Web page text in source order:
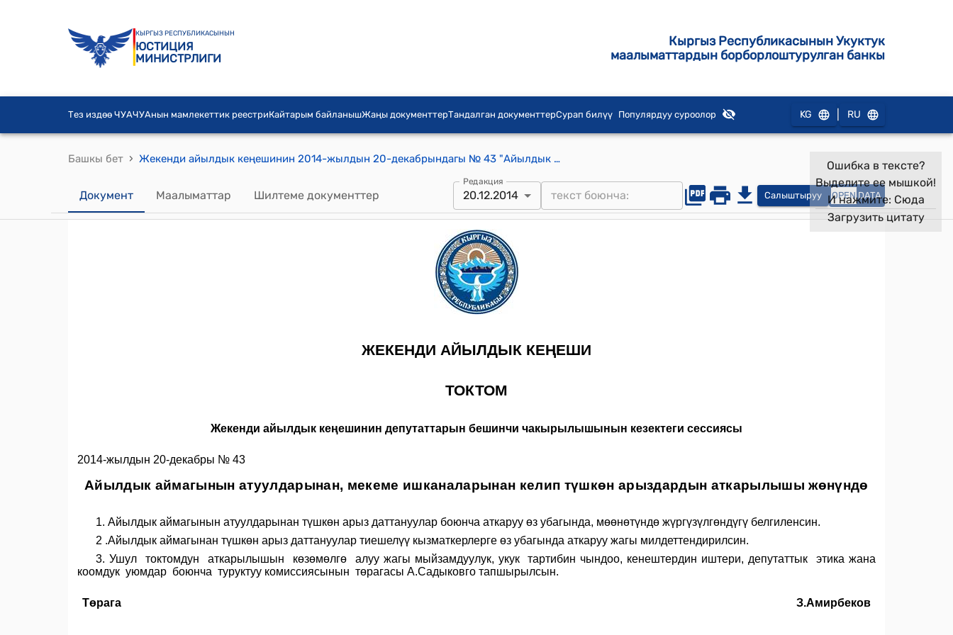
КЫРГЫЗ РЕСПУБЛИКАСЫНЫН
ЮСТИЦИЯ
МИНИСТРЛИГИ
Кыргыз Республикасынын Укуктук
маалыматтардын борборлоштурулган банкы
Тез издөө ЧУАЧУАнын мамлекеттик реестриКайтарым байланышЖаңы документтерТандалган документтерСурап билүү Популярдуу суроолор KG RU
Башкы бет › Жекенди айылдык кеңешинин 2014-жылдын 20-декабрындагы № 43 "Айылдык аймагынын атуулдарынан, мекеме ишканаларынан келип түшкөн арыздардын аткарылышы жөнүндө" токтому
Документ Маалыматтар Шилтеме документтер
Редакция
20.12.2014 Салыштыруу OPEN DATA
Ошибка в тексте?
Выделите ее мышкой!
И нажмите: Сюда
Загрузить цитату